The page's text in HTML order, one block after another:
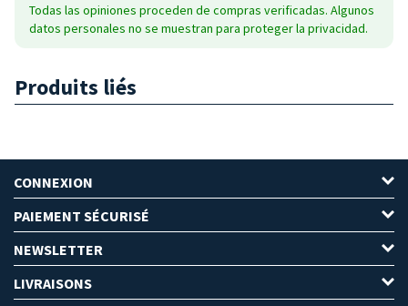
Todas las opiniones proceden de compras verificadas. Algunos
datos personales no se muestran para proteger la privacidad.
Produits liés
CONNEXION
PAIEMENT SÉCURISÉ
NEWSLETTER
LIVRAISONS